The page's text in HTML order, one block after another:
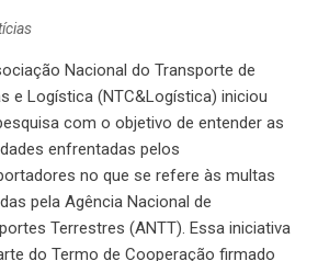
Nacional do Transporte de
e Logística (NTC&Logística) iniciou
com o objetivo de entender as
enfrentadas pelos
no que se refere às multas
pela Agência Nacional de
Terrestres (ANTT). Essa iniciativa
do Termo de Cooperação firmado